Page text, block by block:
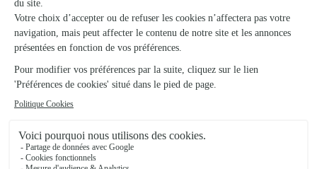
★★
59, Grande Rue
Voir la boutique
Chichée